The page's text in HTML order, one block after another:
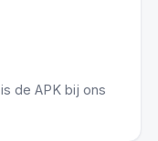
de APK bij ons